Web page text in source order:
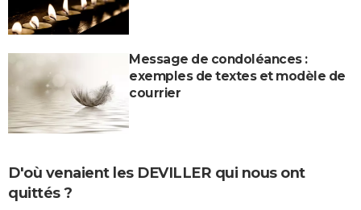
Message de condoléances :
exemples de textes et modèle de
courrier
D'où venaient les DEVILLER qui nous ont
quittés ?